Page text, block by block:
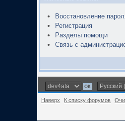
Восстановление
Регистрация
Разделы помощи
Связь с
Наверх К списку форумов